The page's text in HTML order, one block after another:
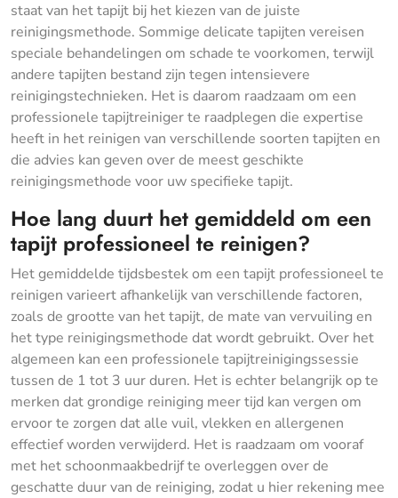
staat van het tapijt bij het kiezen van de juiste
reinigingsmethode. Sommige delicate tapijten vereisen
speciale behandelingen om schade te voorkomen, terwijl
andere tapijten bestand zijn tegen intensievere
reinigingstechnieken. Het is daarom raadzaam om een
professionele tapijtreiniger te raadplegen die expertise
heeft in het reinigen van verschillende soorten tapijten en
die advies kan geven over de meest geschikte
reinigingsmethode voor uw specifieke tapijt.
Hoe lang duurt het gemiddeld om een
tapijt professioneel te reinigen?
Het gemiddelde tijdsbestek om een tapijt professioneel te
reinigen varieert afhankelijk van verschillende factoren,
zoals de grootte van het tapijt, de mate van vervuiling en
het type reinigingsmethode dat wordt gebruikt. Over het
algemeen kan een professionele tapijtreinigingssessie
tussen de 1 tot 3 uur duren. Het is echter belangrijk op te
merken dat grondige reiniging meer tijd kan vergen om
ervoor te zorgen dat alle vuil, vlekken en allergenen
effectief worden verwijderd. Het is raadzaam om vooraf
met het schoonmaakbedrijf te overleggen over de
geschatte duur van de reiniging, zodat u hier rekening mee